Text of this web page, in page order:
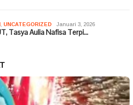
UNCATEGORIZED Januari 3, 2026
Tasya Aulia Nafisa Terpi…